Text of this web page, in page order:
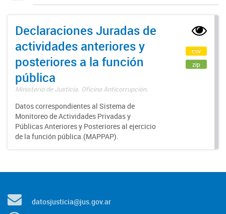
Declaraciones Juradas de
actividades anteriores y
posteriores a la función
pública
Ministerio de Justicia. Oficina Anticorrupción.
Datos correspondientes al Sistema de
Monitoreo de Actividades Privadas y
Públicas Anteriores y Posteriores al ejercicio
de la función pública.(MAPPAP).
csv
zip
datosjusticia@jus.gov.ar